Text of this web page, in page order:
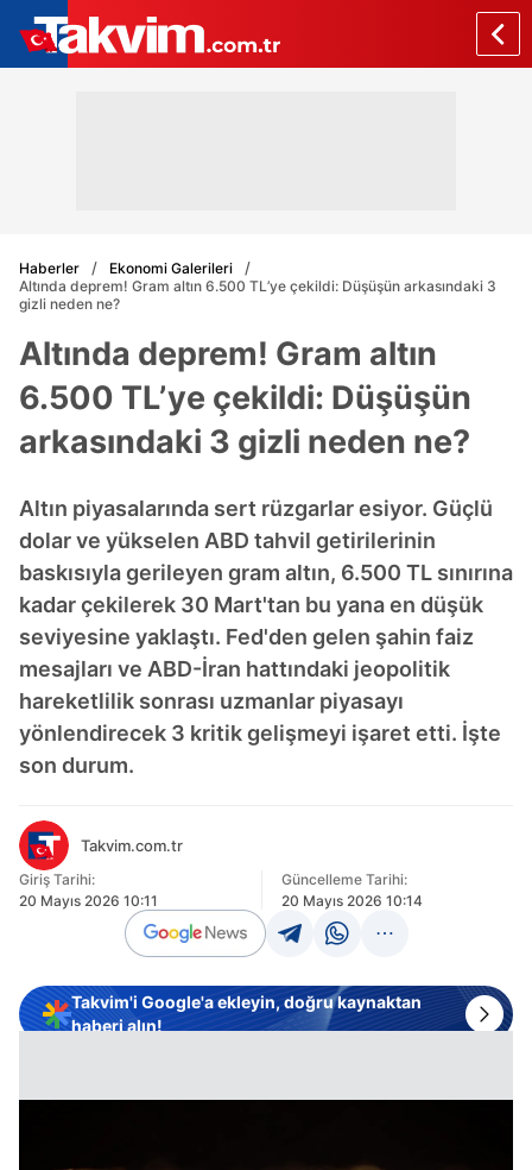
Haberler
Ekonomi Galerileri
Altında deprem! Gram altın 6.500 TL’ye çekildi: Düşüşün arkasındaki 3
gizli neden ne?
Altında deprem! Gram altın
6.500 TL’ye çekildi: Düşüşün
arkasındaki 3 gizli neden ne?
Altın piyasalarında sert rüzgarlar esiyor. Güçlü
dolar ve yükselen ABD tahvil getirilerinin
baskısıyla gerileyen gram altın, 6.500 TL sınırına
kadar çekilerek 30 Mart'tan bu yana en düşük
seviyesine yaklaştı. Fed'den gelen şahin faiz
mesajları ve ABD-İran hattındaki jeopolitik
hareketlilik sonrası uzmanlar piyasayı
yönlendirecek 3 kritik gelişmeyi işaret etti. İşte
son durum.
Takvim.com.tr
Giriş Tarihi:
20 Mayıs 2026 10:11
Güncelleme Tarihi:
20 Mayıs 2026 10:14
Takvim'i Google'a ekleyin, doğru kaynaktan
haberi alın!